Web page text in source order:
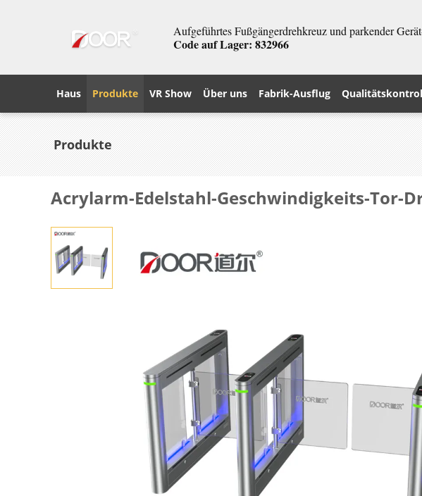
Aufgeführtes Fußgängerdrehkreuz und parkender
Code auf Lager: 832966
Haus Produkte VR Show Über uns Fabrik-Ausflug
Produkte
Acrylarm-Edelstahl-Geschwindigkeits-Tor-